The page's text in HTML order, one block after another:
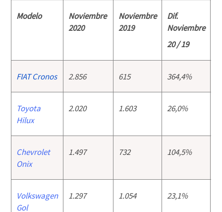
Modelo
Noviembre
2020
Noviembre
2019
Dif.
Noviembre
20 / 19
FIAT Cronos 2.856 615 364,4%
Toyota
Hilux
2.020 1.603 26,0%
Chevrolet
Onix
1.497 732 104,5%
Volkswagen
Gol
1.297 1.054 23,1%